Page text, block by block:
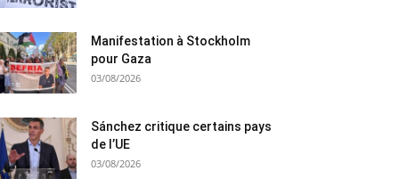
Manifestation à Stockholm
pour Gaza
03/08/2026
Sánchez critique certains pays
de l’UE
03/08/2026